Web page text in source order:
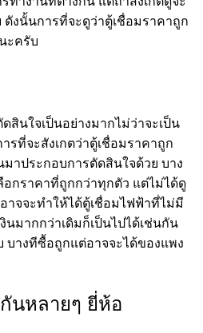
งนั้นการที่จะดูว่าตู้เชื่อมราคาถูก
ะครับ
สินใจเป็นอย่างมากไม่ว่าจะเป็น
รที่จะสังเกตว่าตู้เชื่อมราคาถูก
าประกอบการตัดสินใจด้วย บาง
กราคาที่ถูกกว่าทุกตัว แต่ไม่ได้ดู
าจจะทำให้ได้ตู้เชื่อมไฟฟ้าที่ไม่มี
นมากกว่าเดิมก็เป็นไปได้เช่นกัน
บางทีซื้อถูกแต่อาจจะได้ของแพง
นหลายๆ ยี่ห้อ